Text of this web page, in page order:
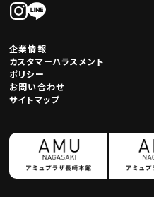
企業情報
カスタマーハラスメント
ポリシー
お問い合わせ
サイトマップ